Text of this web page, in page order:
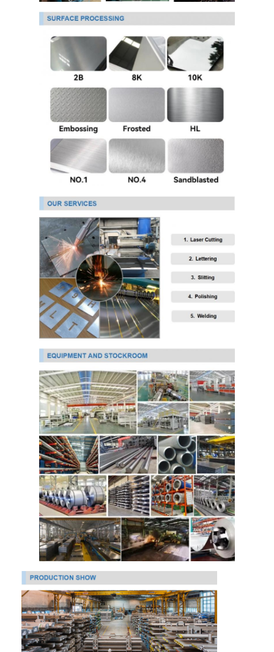
304 스테인리스강관
316L 스테인리스 스틸 엽
316L 스테인레스 스틸 파이프
2205 스테인리스 스틸 판
연마 스테인리스 스틸 플레이트
장식용 스테인리스 스틸 튜브
스테인레스 강철 막대
알루미늄 자재
구리 재질
PPGI 아연도강 코일